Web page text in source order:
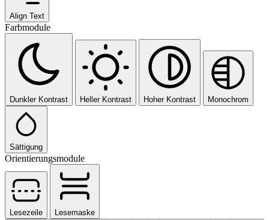
Align Text
Farbmodule
Dunkler Kontrast Heller Kontrast Hoher Kontrast Monochrom
Sättigung
Orientierungsmodule
Lesezeile
Lesemaske